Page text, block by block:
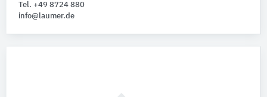
Tel. +49 8724 880
info@laumer.de